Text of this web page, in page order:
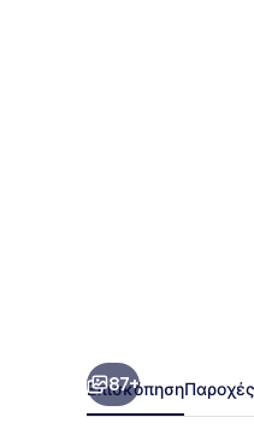
87+
ΕπισκόπησηΠαροχές